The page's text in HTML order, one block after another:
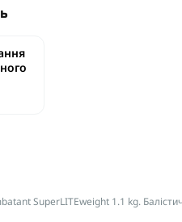
тросиком), 4-точкове
трасою для дротів ПНБ,
це легкість, адаптивність
захист нового покоління.
SuperLITEweight 1.1 kg.